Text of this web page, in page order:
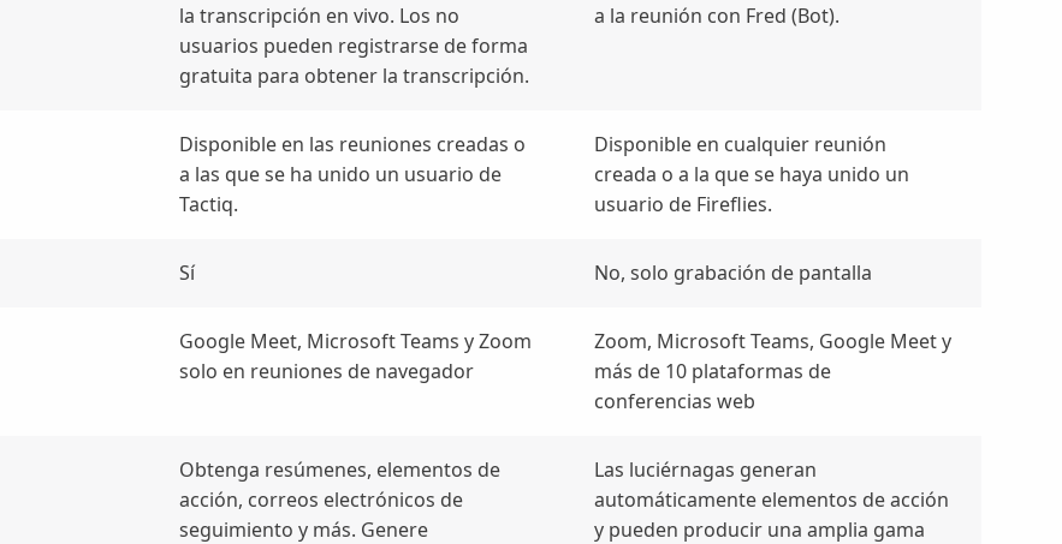
la transcripción en vivo. Los no
usuarios pueden registrarse de forma
gratuita para obtener la transcripción.
a la reunión con Fred (Bot).
Disponible en las reuniones creadas o
a las que se ha unido un usuario de
Tactiq.
Disponible en cualquier reunión
creada o a la que se haya unido un
usuario de Fireflies.
Sí No, solo grabación de pantalla
Google Meet, Microsoft Teams y Zoom
solo en reuniones de navegador
Zoom, Microsoft Teams, Google Meet y
más de 10 plataformas de
conferencias web
Obtenga resúmenes, elementos de
acción, correos electrónicos de
seguimiento y más. Genere
Las luciérnagas generan
automáticamente elementos de acción
y pueden producir una amplia gama